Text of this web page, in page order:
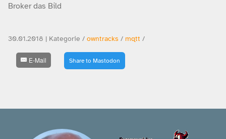
Broker das Bild
30.01.2018 | Kategorie / owntracks / mqtt /
E-Mail Share to Mastodon